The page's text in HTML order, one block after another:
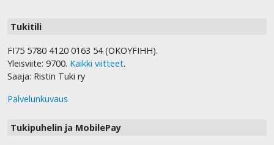
Tukitili
FI75 5780 4120 0163 54 (OKOYFIHH).
Yleisviite: 9700. Kaikki viitteet.
Saaja: Ristin Tuki ry
Palvelunkuvaus
Tukipuhelin ja MobilePay